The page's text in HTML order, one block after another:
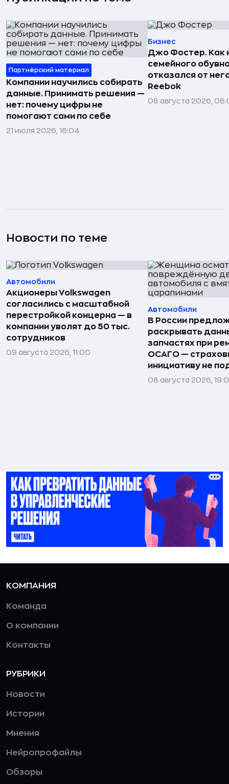
Партнёрский материал
Компании научились собирать
данные. Принимать решения —
нет: почему цифры не
помогают сами по себе
21 июля 2026, 16:04
Бизнес
Джо Фостер. Как
семейного
отказался от
Reebok
08 августа 2026,
Новости по теме
Автомобили
Акционеры Volkswagen
согласились с масштабной
перестройкой концерна — в
компании уволят до 50 тыс.
сотрудников
09 августа 2026, 11:00
Автомобили
В России
раскрывать
запчастях при
ОСАГО —
инициативу не
08 августа 2026,
КОМПАНИЯ
Команда
О компании
Контакты
РУБРИКИ
Новости
Истории
Мнения
Нейропрофайлы
Обзоры